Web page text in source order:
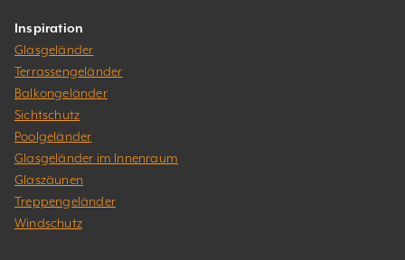
Inspiration
Glasgeländer
Terrassengeländer
Balkongeländer
Sichtschutz
Poolgeländer
Glasgeländer im Innenraum
Glaszäunen
Treppengeländer
Windschutz